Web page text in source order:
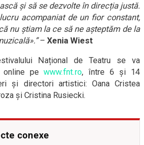
și să se dezvolte în direcția justă.
acompaniat de un fior constant,
nu știam la ce să ne așteptăm de la
».”– Xenia Wiest
Național de Teatru se va
online pewww.fnt.ro, între 6 și 14
și directori artistici: Oana Cristea
și Cristina Rusiecki.
conexe